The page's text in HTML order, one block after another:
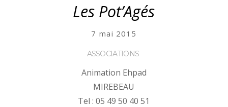
Les Pot’Agés
7 mai 2015
ASSOCIATIONS
Animation Ehpad
MIREBEAU
Tel : 05 49 50 40 51